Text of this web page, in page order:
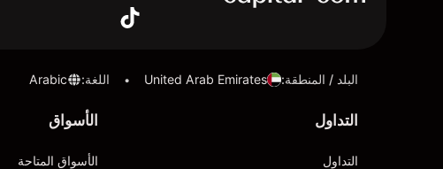
البلد / المنطقة:
United Arab Emirates
• اللغة:
Arabic
التداول
التداول
الأسواق
الأسواق المتاحة